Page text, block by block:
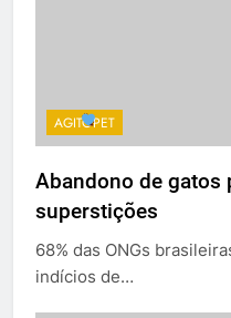
AGITOPET
Abandono de gatos
superstições
68% das ONGs
indícios de…